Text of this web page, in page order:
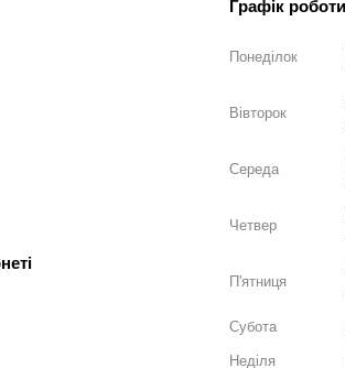
Понеділок
Вівторок
Середа
Четвер
П'ятниця
Субота
Неділя